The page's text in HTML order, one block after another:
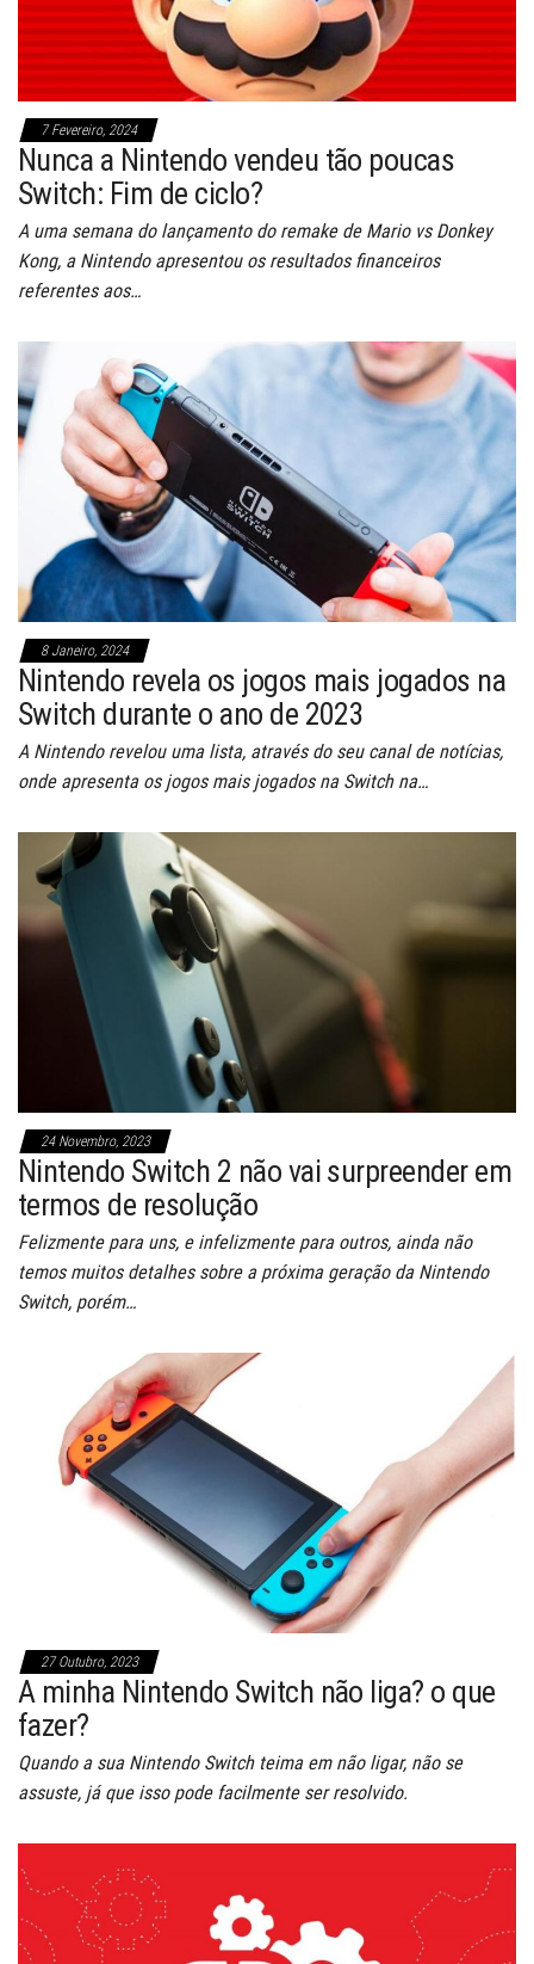
7 Fevereiro, 2024
Nunca a Nintendo vendeu tão poucas
Switch: Fim de ciclo?
A uma semana do lançamento do remake de Mario vs Donkey
Kong, a Nintendo apresentou os resultados financeiros
referentes aos…
8 Janeiro, 2024
Nintendo revela os jogos mais jogados na
Switch durante o ano de 2023
A Nintendo revelou uma lista, através do seu canal de notícias,
onde apresenta os jogos mais jogados na Switch na…
24 Novembro, 2023
Nintendo Switch 2 não vai surpreender em
termos de resolução
Felizmente para uns, e infelizmente para outros, ainda não
temos muitos detalhes sobre a próxima geração da Nintendo
Switch, porém…
27 Outubro, 2023
A minha Nintendo Switch não liga? o que
fazer?
Quando a sua Nintendo Switch teima em não ligar, não se
assuste, já que isso pode facilmente ser resolvido.